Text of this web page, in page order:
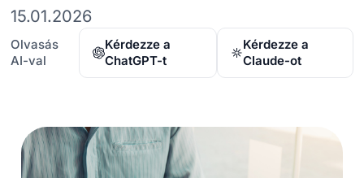
15.01.2026
Olvasás
AI-val
Kérdezze a
ChatGPT-t
Kérdezze a
Claude-ot